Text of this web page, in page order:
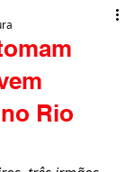
Rio